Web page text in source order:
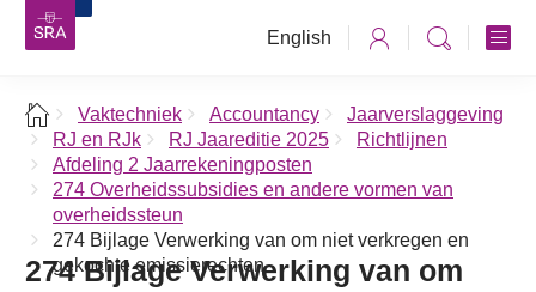
English
Vaktechniek Accountancy
Jaarverslaggeving
RJ en RJk
RJ Jaareditie 2025
Richtlijnen
Afdeling 2 Jaarrekeningposten
274 Overheidssubsidies en andere vormen van
overheidssteun
274 Bijlage Verwerking van om niet verkregen en
gekochte emissierechten
274 Bijlage Verwerking van om